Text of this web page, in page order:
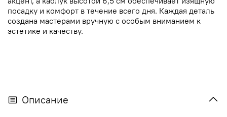
посадку и комфорт в течение всего дня. Каждая деталь
создана мастерами вручную с особым вниманием к
эстетике и качеству.
Описание